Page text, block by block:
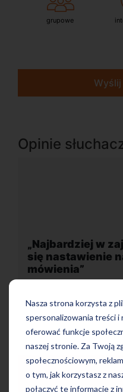
Nasza strona korzysta z
spersonalizowania treści i
oferować funkcje
naszej stronie. Za Twoją
społecznościowym,
o tym, jak korzystasz z
połączyć te informacje z
grupowe
Wyślij
Opinie
„Wygodna,
położona w